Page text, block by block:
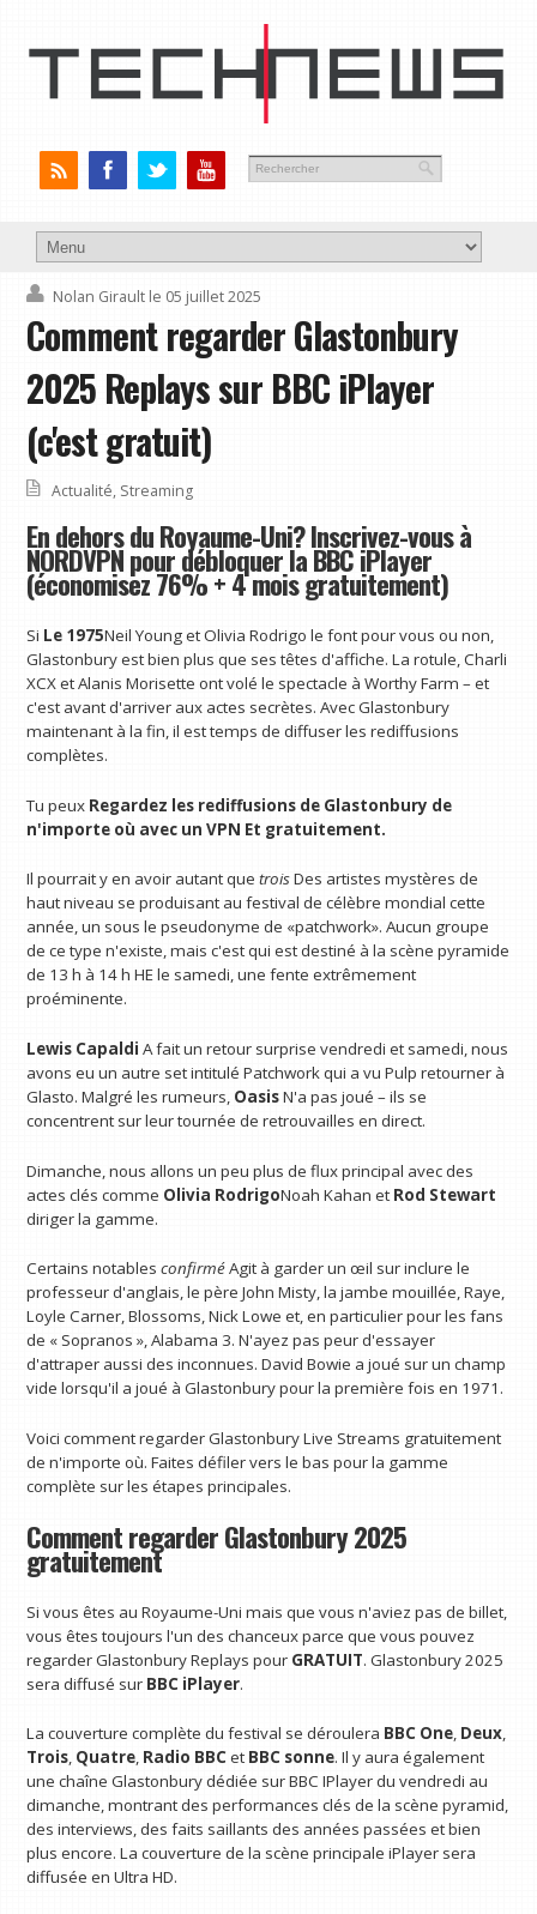
Nolan Girault le 05 juillet 2025
Comment regarder Glastonbury
2025 Replays sur BBC iPlayer
(c'est gratuit)
Actualité, Streaming
En dehors du Royaume-Uni? Inscrivez-vous à
NORDVPN pour débloquer la BBC iPlayer
(économisez 76% + 4 mois gratuitement)
Si Le 1975Neil Young et Olivia Rodrigo le font pour vous ou non,
Glastonbury est bien plus que ses têtes d'affiche. La rotule, Charli
XCX et Alanis Morisette ont volé le spectacle à Worthy Farm – et
c'est avant d'arriver aux actes secrètes. Avec Glastonbury
maintenant à la fin, il est temps de diffuser les rediffusions
complètes.
Tu peux Regardez les rediffusions de Glastonbury de
n'importe où avec un VPN Et gratuitement.
Il pourrait y en avoir autant quetroisDes artistes mystères de
haut niveau se produisant au festival de célèbre mondial cette
année, un sous le pseudonyme de «patchwork». Aucun groupe
de ce type n'existe, mais c'est qui est destiné à la scène pyramide
de 13 h à 14 h HE le samedi, une fente extrêmement
proéminente.
Lewis Capaldi A fait un retour surprise vendredi et samedi, nous
avons eu un autre set intitulé Patchwork qui a vu Pulp retourner à
Glasto. Malgré les rumeurs, OasisN'a pas joué – ils se
concentrent sur leur tournée de retrouvailles en direct.
Dimanche, nous allons un peu plus de flux principal avec des
actes clés comme Olivia RodrigoNoah Kahan et Rod Stewart
diriger la gamme.
Certains notablesconfirméAgit à garder un œil sur inclure le
professeur d'anglais, le père John Misty, la jambe mouillée, Raye,
Loyle Carner, Blossoms, Nick Lowe et, en particulier pour les fans
de « Sopranos », Alabama 3. N'ayez pas peur d'essayer
d'attraper aussi des inconnues. David Bowie a joué sur un champ
vide lorsqu'il a joué à Glastonbury pour la première fois en 1971.
Voici comment regarder Glastonbury Live Streams gratuitement
de n'importe où. Faites défiler vers le bas pour la gamme
complète sur les étapes principales.
Comment regarder Glastonbury 2025
gratuitement
Si vous êtes au Royaume-Uni mais que vous n'aviez pas de billet,
vous êtes toujours l'un des chanceux parce que vous pouvez
regarder Glastonbury Replays pour GRATUIT. Glastonbury 2025
sera diffusé sur BBC iPlayer.
La couverture complète du festival se déroulera BBC One, Deux,
Trois, Quatre, Radio BBCet BBC sonne. Il y aura également
une chaîne Glastonbury dédiée sur BBC IPlayer du vendredi au
dimanche, montrant des performances clés de la scène pyramid,
des interviews, des faits saillants des années passées et bien
plus encore. La couverture de la scène principale iPlayer sera
diffusée en Ultra HD.